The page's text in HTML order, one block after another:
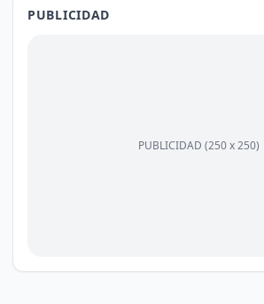
PUBLICIDAD
PUBLICIDAD (250 x 250)